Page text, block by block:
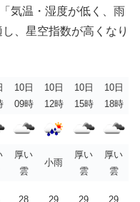
気温・湿度が低く、雨
、星空指数が高くなり
10日
09時
10日
12時
10日
15時
10日
18時
厚い
雲
小雨
厚い
雲
厚い
雲
28 29 29 29